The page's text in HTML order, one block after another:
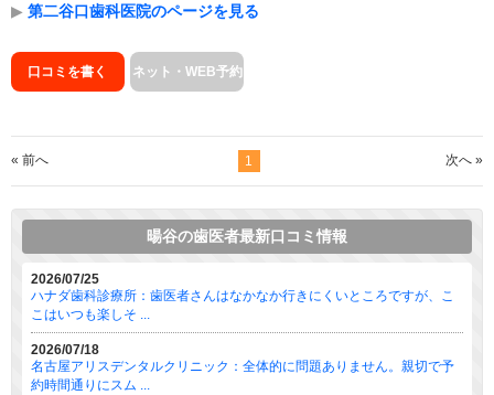
▶ 第二谷口歯科医院のページを見る
口コミを書く ネット・WEB予約
« 前へ 1 次へ »
暘谷の歯医者最新口コミ情報
2026/07/25
ハナダ歯科診療所：歯医者さんはなかなか行きにくいところですが、こ
こはいつも楽しそ ...
2026/07/18
名古屋アリスデンタルクリニック：全体的に問題ありません。親切で予
約時間通りにスム ...